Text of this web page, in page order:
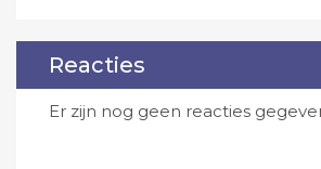
Reacties
Er zijn nog geen reacties